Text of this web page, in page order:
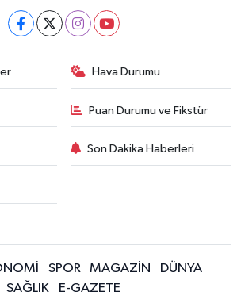
Hava Durumu
Puan Durumu ve Fikstür
Son Dakika Haberleri
SPOR MAGAZİN
DÜNYA
SAĞLIK
E-GAZETE